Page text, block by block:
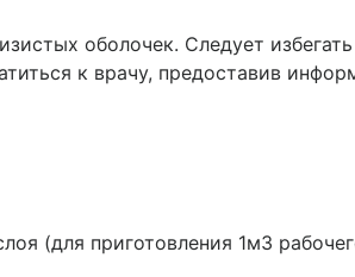
оболочек. Следует
к врачу, предоставив
(для приготовления 1м3